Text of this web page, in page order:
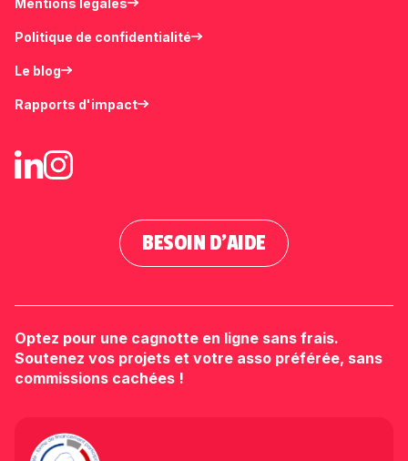
Politique de confidentialité
Le blog
Rapports d'impact
BESOIN D'AIDE
Optez pour une cagnotte en ligne sans frais.
Soutenez vos projets et votre asso préférée, sans
commissions cachées !